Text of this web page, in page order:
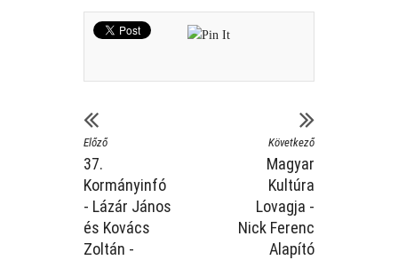
Előző
37.
Kormányinfó
- Lázár János
és Kovács
Zoltán -
Következő
Magyar
Kultúra
Lovagja -
Nick Ferenc
Alapító